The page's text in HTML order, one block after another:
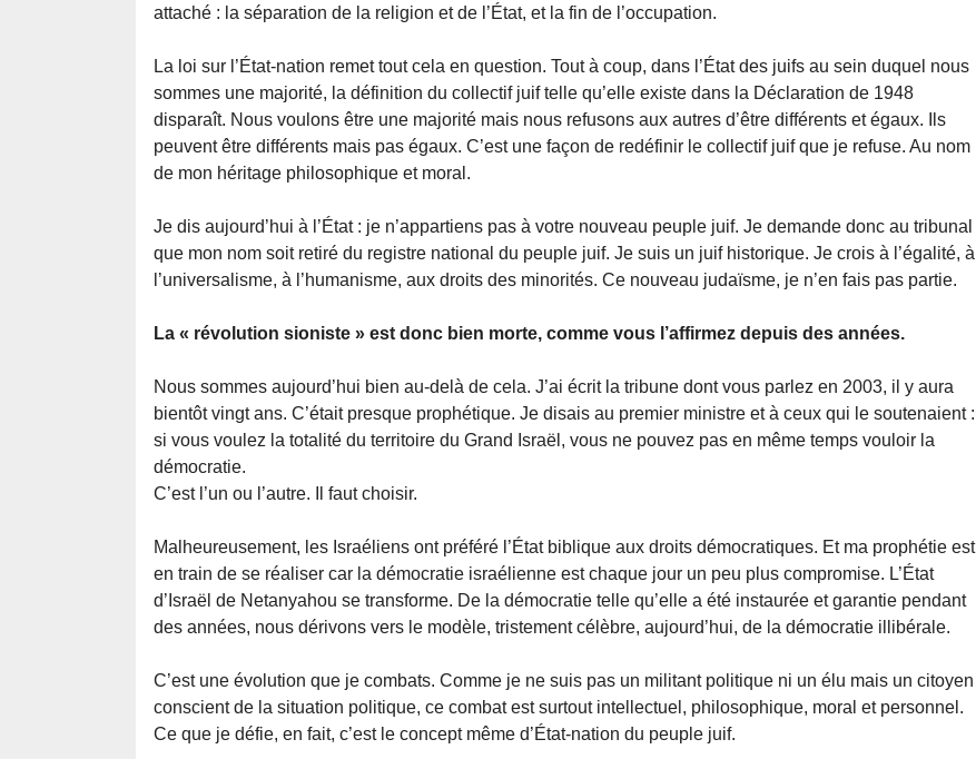
attaché : la séparation de la religion et de l’État, et la fin de l’occupation.
La loi sur l’État-nation remet tout cela en question. Tout à coup, dans l’État des juifs au sein duquel nous
sommes une majorité, la définition du collectif juif telle qu’elle existe dans la Déclaration de 1948
disparaît. Nous voulons être une majorité mais nous refusons aux autres d’être différents et égaux. Ils
peuvent être différents mais pas égaux. C’est une façon de redéfinir le collectif juif que je refuse. Au nom
de mon héritage philosophique et moral.
Je dis aujourd’hui à l’État : je n’appartiens pas à votre nouveau peuple juif. Je demande donc au tribunal
que mon nom soit retiré du registre national du peuple juif. Je suis un juif historique. Je crois à l’égalité, à
l’universalisme, à l’humanisme, aux droits des minorités. Ce nouveau judaïsme, je n’en fais pas partie.
La « révolution sioniste » est donc bien morte, comme vous l’affirmez depuis des années.
Nous sommes aujourd’hui bien au-delà de cela. J’ai écrit la tribune dont vous parlez en 2003, il y aura
bientôt vingt ans. C’était presque prophétique. Je disais au premier ministre et à ceux qui le soutenaient :
si vous voulez la totalité du territoire du Grand Israël, vous ne pouvez pas en même temps vouloir la
démocratie.
C’est l’un ou l’autre. Il faut choisir.
Malheureusement, les Israéliens ont préféré l’État biblique aux droits démocratiques. Et ma prophétie est
en train de se réaliser car la démocratie israélienne est chaque jour un peu plus compromise. L’État
d’Israël de Netanyahou se transforme. De la démocratie telle qu’elle a été instaurée et garantie pendant
des années, nous dérivons vers le modèle, tristement célèbre, aujourd’hui, de la démocratie illibérale.
C’est une évolution que je combats. Comme je ne suis pas un militant politique ni un élu mais un citoyen
conscient de la situation politique, ce combat est surtout intellectuel, philosophique, moral et personnel.
Ce que je défie, en fait, c’est le concept même d’État-nation du peuple juif.